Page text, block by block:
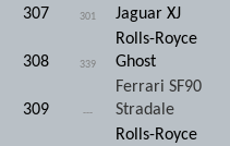
307
301 Jaguar XJ
308 339
Rolls-Royce
Ghost
309 ---
Ferrari SF90
Stradale
Rolls-Royce